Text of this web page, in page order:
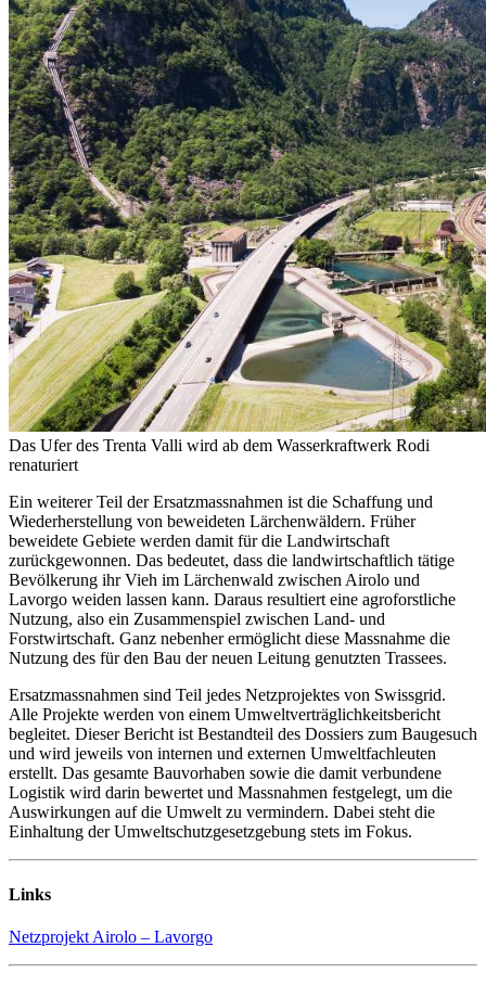
Das Ufer des Trenta Valli wird ab dem Wasserkraftwerk Rodi
renaturiert
Ein weiterer Teil der Ersatzmassnahmen ist die Schaffung und
Wiederherstellung von beweideten Lärchenwäldern. Früher
beweidete Gebiete werden damit für die Landwirtschaft
zurückgewonnen. Das bedeutet, dass die landwirtschaftlich tätige
Bevölkerung ihr Vieh im Lärchenwald zwischen Airolo und
Lavorgo weiden lassen kann. Daraus resultiert eine agroforstliche
Nutzung, also ein Zusammenspiel zwischen Land- und
Forstwirtschaft. Ganz nebenher ermöglicht diese Massnahme die
Nutzung des für den Bau der neuen Leitung genutzten Trassees.
Ersatzmassnahmen sind Teil jedes Netzprojektes von Swissgrid.
Alle Projekte werden von einem Umweltverträglichkeitsbericht
begleitet. Dieser Bericht ist Bestandteil des Dossiers zum Baugesuch
und wird jeweils von internen und externen Umweltfachleuten
erstellt. Das gesamte Bauvorhaben sowie die damit verbundene
Logistik wird darin bewertet und Massnahmen festgelegt, um die
Auswirkungen auf die Umwelt zu vermindern. Dabei steht die
Einhaltung der Umweltschutzgesetzgebung stets im Fokus.
Links
Netzprojekt Airolo – Lavorgo